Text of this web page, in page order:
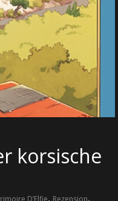
korsische
, ,